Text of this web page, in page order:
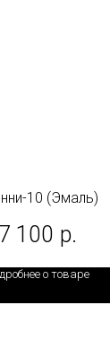
10 (Эмаль)
7 100 р.
о товаре